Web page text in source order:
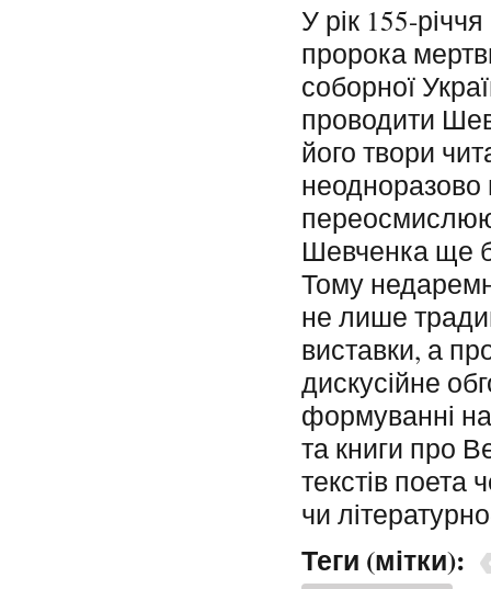
У рік 155-
пророка
соборної
проводити
його твори
неодноразово
Шевченка ще
Тому
не лише
виставки, а
дискусійне
формуванні
та книги про
текстів поета
чи
Теги (мітки):